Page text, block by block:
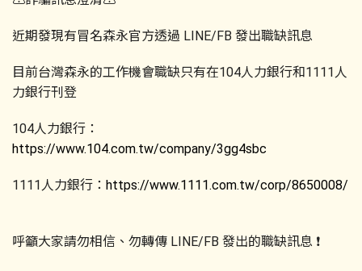
近期發現有冒名森永官方透過 LINE/FB 發出職缺訊息
目前台灣森永的工作機會職缺只有在104人力銀行和1111人
力銀行刊登
104人力銀行：
https://www.104.com.tw/company/3gg4sbc
1111人力銀行： https://www.1111.com.tw/corp/8650008/
呼籲大家請勿相信、勿轉傳 LINE/FB 發出的職缺訊息 ❗️